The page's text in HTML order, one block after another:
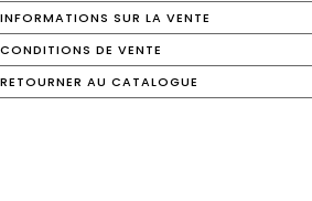
INFORMATIONS SUR LA VENTE
CONDITIONS DE VENTE
RETOURNER AU CATALOGUE